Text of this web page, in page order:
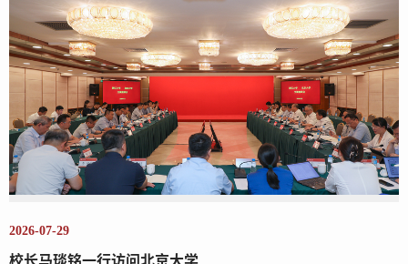
2026-07-22
未来学习中心试点高校工作交流会在浙江大学举行